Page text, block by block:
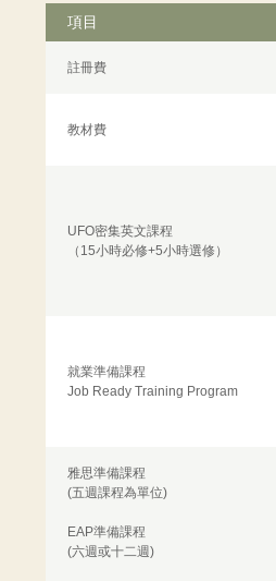
項目
註冊費
教材費
UFO密集英文課程
（15小時必修+5小時選修）
就業準備課程
Job Ready Training Program
雅思準備課程
(五週課程為單位)
EAP準備課程
(六週或十二週)